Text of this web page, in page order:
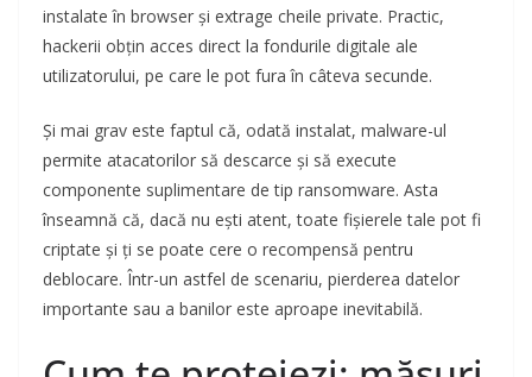
instalate în browser și extrage cheile private. Practic,
hackerii obțin acces direct la fondurile digitale ale
utilizatorului, pe care le pot fura în câteva secunde.
Și mai grav este faptul că, odată instalat, malware-ul
permite atacatorilor să descarce și să execute
componente suplimentare de tip ransomware. Asta
înseamnă că, dacă nu ești atent, toate fișierele tale pot fi
criptate și ți se poate cere o recompensă pentru
deblocare. Într-un astfel de scenariu, pierderea datelor
importante sau a banilor este aproape inevitabilă.